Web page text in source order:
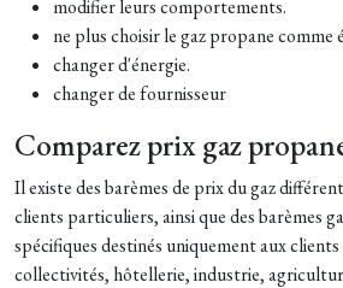
modifier leurs comportements.
ne plus choisir le gaz propane comme
changer d'énergie.
changer de fournisseur
Comparez prix gaz
Il existe des barèmes de prix du gaz
clients particuliers, ainsi que des barèmes
spécifiques destinés uniquement aux
collectivités, hôtellerie, industrie,